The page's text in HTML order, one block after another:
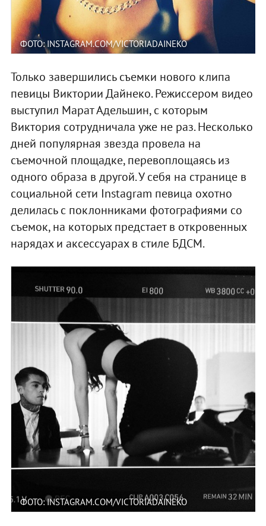
ФОТО: INSTAGRAM.COM/VICTORIADAINEKO
Только завершились съемки нового клипа
певицы Виктории Дайнеко. Режиссером видео
выступил Марат Адельшин, с которым
Виктория сотрудничала уже не раз. Несколько
дней популярная звезда провела на
съемочной площадке, перевоплощаясь из
одного образа в другой. У себя на странице в
социальной сети Instagram певица охотно
делилась с поклонниками фотографиями со
съемок, на которых предстает в откровенных
нарядах и аксессуарах в стиле БДСМ.
ФОТО: INSTAGRAM.COM/VICTORIADAINEKO